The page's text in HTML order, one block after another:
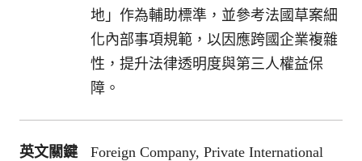
地」作為輔助標準，並參考法國草案細
化內部事項規範，以因應跨國企業複雜
性，提升法律透明度與第三人權益保
障。
英文關鍵
Foreign Company, Private International